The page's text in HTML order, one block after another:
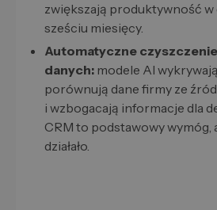
zwiększają produktywność
sześciu miesięcy.
Automatyczne
danych: modele AI
porównują dane firmy ze
i wzbogacają informacje dla
CRM to podstawowy wymóg,
działało.